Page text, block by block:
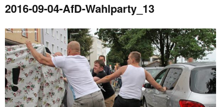
2016-09-04-AfD-Wahlparty_13